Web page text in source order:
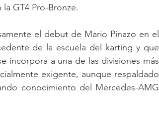
GT4 Pro-Bronze.
el debut de Mario Pinazo en el
de la escuela del karting y que
incorpora a una de las divisiones más
exigente, aunque respaldado
conocimiento del Mercedes-AMG